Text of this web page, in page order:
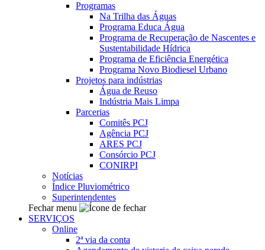
Programas
Na Trilha das Águas
Programa Educa Água
Programa de Recuperação de Nascentes e
Sustentabilidade Hídrica
Programa de Eficiência Energética
Programa Novo Biodiesel Urbano
Projetos para indústrias
Água de Reuso
Indústria Mais Limpa
Parcerias
Comitês PCJ
Agência PCJ
ARES PCJ
Consórcio PCJ
CONIRPI
Notícias
Índice Pluviométrico
Superintendentes
Fechar menu
SERVIÇOS
Online
2ª via da conta